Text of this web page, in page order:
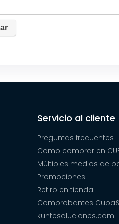
Servicio al cliente
Preguntas frecuentes
Como comprar en
Múltiples medios de
Promociones
Retiro en tienda
Comprobantes
kuntesoluciones.com